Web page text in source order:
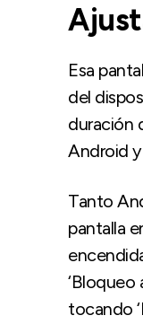
Esa
del
duración
Android y
Tanto
pantalla
‘Bloqueo
tocando